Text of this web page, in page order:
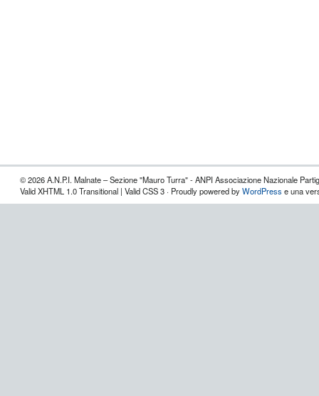
© 2026 A.N.P.I. Malnate – Sezione "Mauro Turra" - ANPI Associazione Nazionale
Valid XHTML 1.0 Transitional | Valid CSS 3 · Proudly powered byWordPress e una